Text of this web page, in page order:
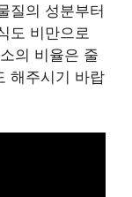
질의 성분부터
도 비만으로
의 비율은 줄
해주시기 바랍